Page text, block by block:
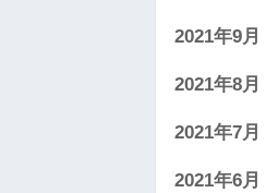
2021年9月
2021年8月
2021年7月
2021年6月